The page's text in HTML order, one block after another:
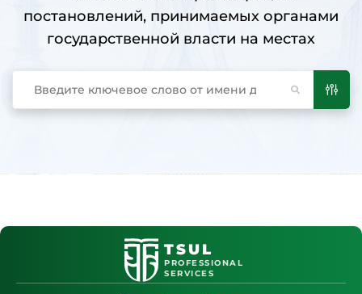
постановлений, принимаемых органами
государственной власти на местах
TSUL
PROFESSIONAL
SERVICES